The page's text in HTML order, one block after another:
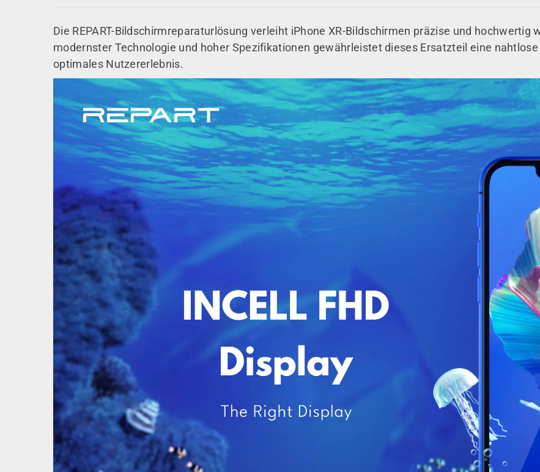
Die REPART-Bildschirmreparaturlösung verleiht iPhone XR-Bildschirmen präzise und
modernster Technologie und hoher Spezifikationen gewährleistet dieses Ersatzteil eine
optimales Nutzererlebnis.